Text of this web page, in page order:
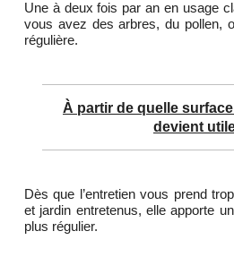
Une à deux fois par an en usage
vous avez des arbres, du pollen,
régulière.
À partir de quelle
devient
Dès que l’entretien vous prend
et jardin entretenus, elle apporte
plus régulier.